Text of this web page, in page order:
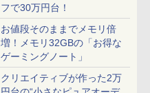
フで30万円台！
お値段そのままでメモリ倍
増！メモリ32GBの「お得な
ゲーミングノート」
クリエイティブが作った2万